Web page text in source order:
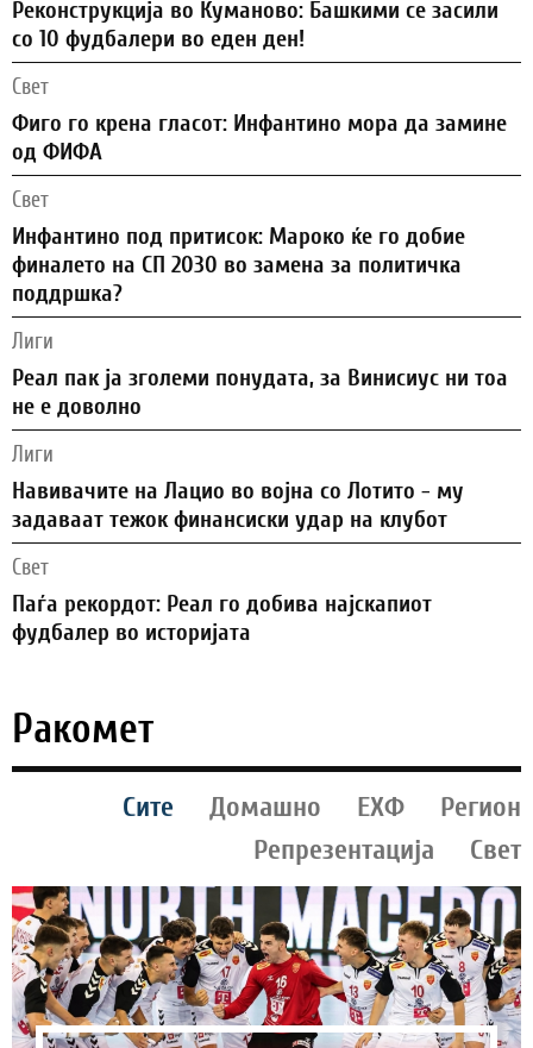
Реконструкција во Куманово: Башкими се засили
со 10 фудбалери во еден ден!
Свет
Фиго го крена гласот: Инфантино мора да замине
од ФИФА
Свет
Инфантино под притисок: Мароко ќе го добие
финалето на СП 2030 во замена за политичка
поддршка?
Лиги
Реал пак ја зголеми понудата, за Винисиус ни тоа
не е доволно
Лиги
Навивачите на Лацио во војна со Лотито - му
задаваат тежок финансиски удар на клубот
Свет
Паѓа рекордот: Реал го добива најскапиот
фудбалер во историјата
Ракомет
Сите Домашно ЕХФ
Регион
Репрезентација
Свет